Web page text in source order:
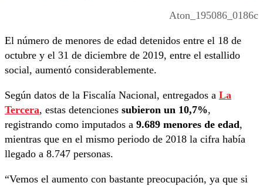
Aton_195086_0186c
El número de menores de edad detenidos entre el 18 de
octubre y el 31 de diciembre de 2019, entre el estallido
social, aumentó considerablemente.
Según datos de la Fiscalía Nacional, entregados a La
Tercera, estas detenciones subieron un 10,7%,
registrando como imputados a 9.689 menores de edad,
mientras que en el mismo periodo de 2018 la cifra había
llegado a 8.747 personas.
“Vemos el aumento con bastante preocupación, ya que si